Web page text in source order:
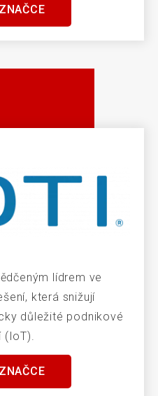
lídrem ve
která snižují
důležité podnikové
(IoT).